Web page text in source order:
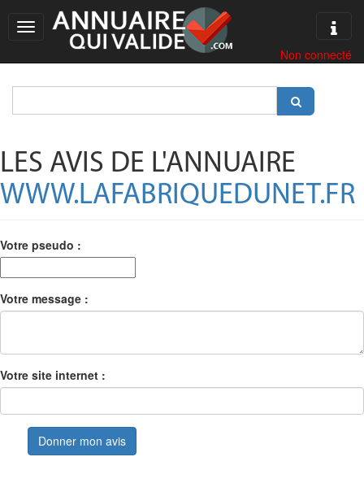
Toggle
navigation
Info
Non connecté
LES AVIS DE L'ANNUAIRE
WWW.LAFABRIQUEDUNET.FR
Votre pseudo :
Votre message :
Votre site internet :